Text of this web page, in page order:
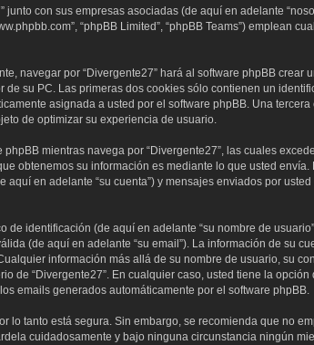
con sus empresas asociadas (de aquí en adelante
“phpBB Limited”, “phpBB Teams”)
navegar por “Divergente27” hará al software phpBB
su PC. Las primeras dos cookies sólo contienen un
asignada a usted por el software phpBB. Una
de optimizar su experiencia de usuario.
mientras navega por “Divergente27”, las cuales
obtenemos su información es mediante lo que usted
aquí en adelante “su cuenta”) y mensajes enviados por
de identificación (de aquí en adelante “su nombre de
(de aquí en adelante “su email”). La información de su
información más allá de su nombre de usuario, su
de “Divergente27”. En cualquier caso, usted tiene la
emails generados automáticamente por el software phpBB.
lo tanto está segura. Sin embargo, se recomienda que no
cuidadosamente y bajo ninguna circunstancia ningún